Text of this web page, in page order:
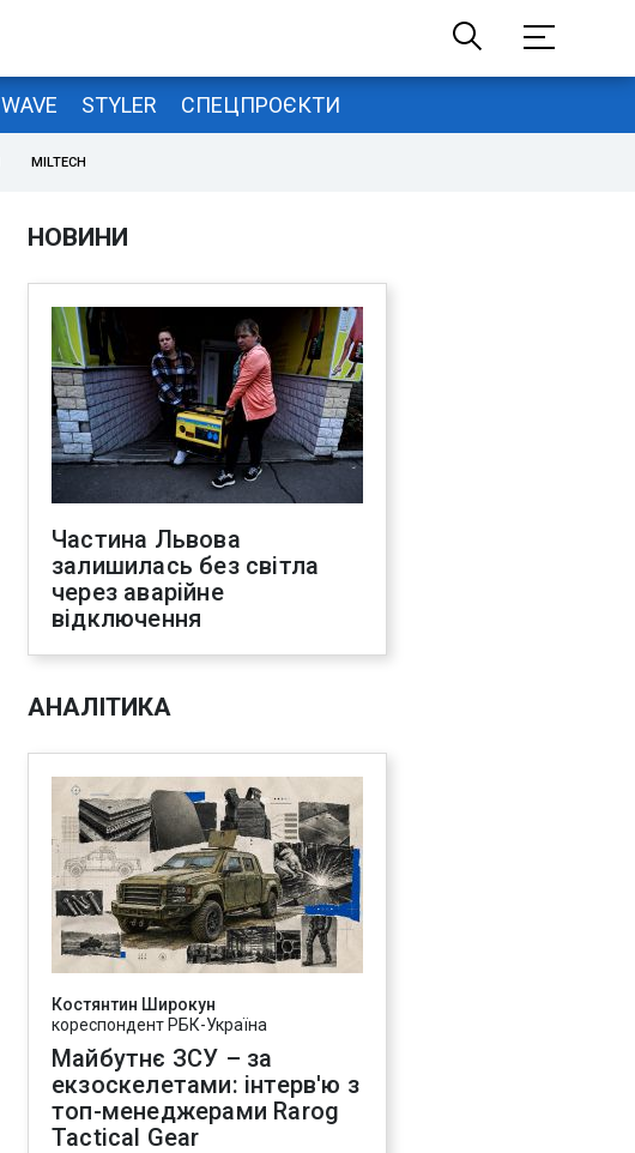
WAVE STYLER СПЕЦПРОЄКТИ
MILTECH
НОВИНИ
Частина Львова
залишилась без світла
через аварійне
відключення
АНАЛІТИКА
Костянтин Широкун
кореспондент РБК-Україна
Майбутнє ЗСУ – за
екзоскелетами: інтерв'ю з
топ-менеджерами Rarog
Tactical Gear